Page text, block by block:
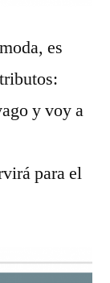
es
y voy a
para el